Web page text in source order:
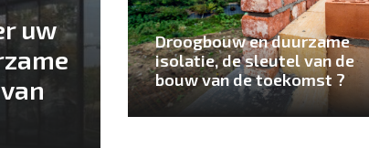
uw
Droogbouw en duurzame
isolatie, de sleutel van de
bouw van de toekomst ?